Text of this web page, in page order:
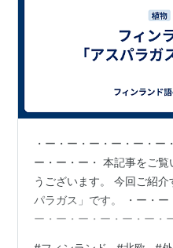
KAPPA I（2004年6月）
KAPPA II（2004年6月）
NIGHT ON THE
シングル
FIRE & SKILL(2003年1
Yes/No(2005年6月4日
HONESTY(2007年5月
・ー・ー・ー・ー・ー・ー
ー・ー・ー・ 本記事をご
うございます。 今回ご紹
パラガス」です。 ・ー・ー
ー・ー・ー・ー・ー・ー・